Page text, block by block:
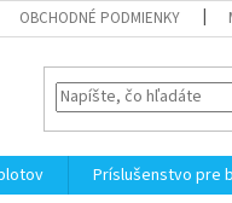
OBCHODNÉ PODMIENKY
Príslušenstvo pre